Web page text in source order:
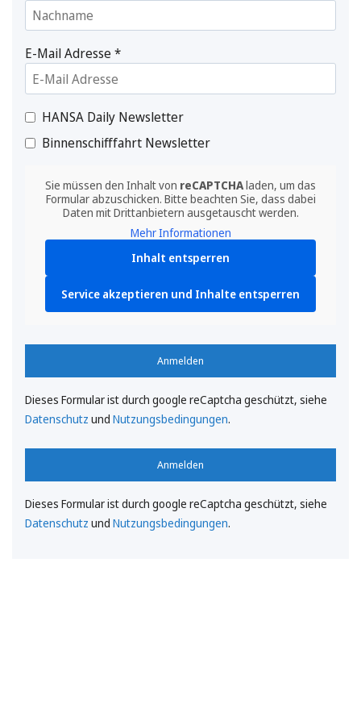
E-Mail Adresse*
HANSA Daily Newsletter
Binnenschifffahrt Newsletter
Sie müssen den Inhalt von reCAPTCHAladen, um das
Formular abzuschicken. Bitte beachten Sie, dass dabei
Daten mit Drittanbietern ausgetauscht werden.
Mehr Informationen
Inhalt entsperren
Service akzeptieren und Inhalte entsperren
Anmelden
Dieses Formular ist durch google reCaptcha geschützt, siehe
Datenschutz und Nutzungsbedingungen.
Anmelden
Dieses Formular ist durch google reCaptcha geschützt, siehe
Datenschutz und Nutzungsbedingungen.